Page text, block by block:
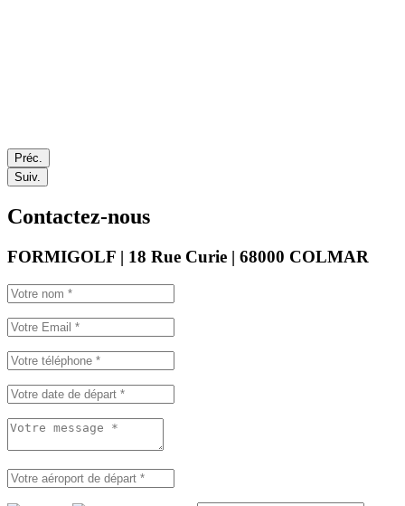
Préc.
Suiv.
Contactez-nous
FORMIGOLF | 18 Rue Curie | 68000 COLMAR